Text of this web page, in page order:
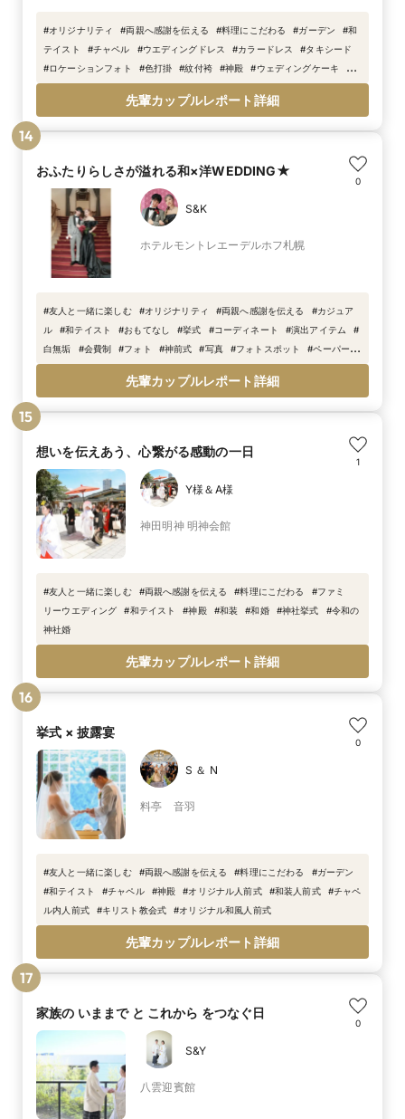
#オリジナリティ #両親へ感謝を伝える #料理にこだわる #ガーデン #和
テイスト
#チャペル #ウエディングドレス #カラードレス #タキシード
#ロケーションフォト #色打掛 #紋付袴 #神殿 #ウェディングケーキ #自
分たちらしいオリジナリティのある
#フォトウェディング #ケーキ入刀
#
フォト＆会食先輩カップルレポート詳細
14
おふたりらしさが溢れる和×洋WEDDING★
0
S&K
ホテルモントレエーデルホフ札幌
#友人と一緒に楽しむ #オリジナリティ #両親へ感謝を伝える #カジュア
ル
#和テイスト #おもてなし #挙式 #コーディネート #演出アイテム
#
白無垢
#会費制 #フォト #神前式 #写真 #フォトスポット #ペーパーア
イテム
#神殿
先輩カップルレポート詳細
15
想いを伝えあう、心繋がる感動の一日
1
Y様＆A様
神田明神 明神会館
#友人と一緒に楽しむ #両親へ感謝を伝える #料理にこだわる #ファミ
リーウエディング
#和テイスト #神殿 #和装 #和婚 #神社挙式 #令和の
神社婚
先輩カップルレポート詳細
16
挙式 × 披露宴
0
S ＆ N
料亭 音羽
#友人と一緒に楽しむ #両親へ感謝を伝える #料理にこだわる #ガーデン
#和テイスト #チャペル #神殿 #オリジナル人前式 #和装人前式 #チャペ
ル内人前式
#キリスト教会式 #オリジナル和風人前式
先輩カップルレポート詳細
17
家族の いままで と これから をつなぐ日
0
S&Y
八雲迎賓館